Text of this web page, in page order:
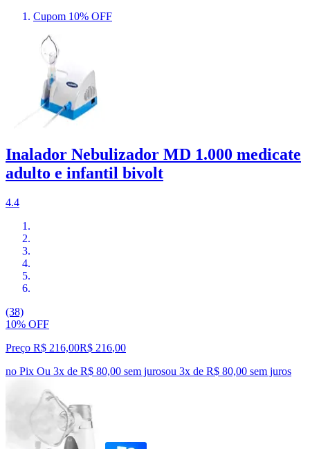
Cupom 10% OFF
Inalador Nebulizador MD 1.000 medicate
adulto e infantil bivolt
4.4
(38)
10% OFF
Preço R$ 216,00R$ 216,00
no Pix Ou 3x de R$ 80,00 sem jurosou 3x de R$ 80,00 sem juros